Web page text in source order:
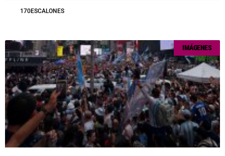
170ESCALONES
IMÁGENES